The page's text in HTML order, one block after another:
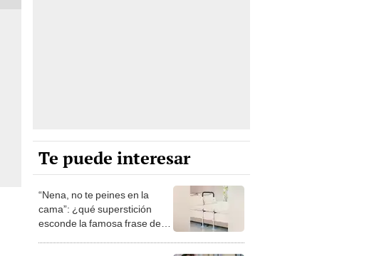
Te puede interesar
“Nena, no te peines en la
cama”: ¿qué superstición
esconde la famosa frase de